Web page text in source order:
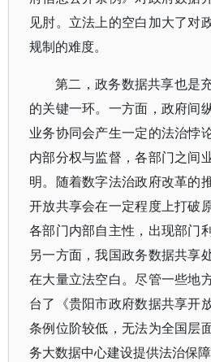
见肘。立法上的空白加大了对
规制的难度。
第二，政务数据共享也是
的关键一环。一方面，政府间
业务协同会产生一定的法治悖
内部分权与监督，各部门之间
明。随着数字法治政府改革的
开放共享会在一定程度上打破
各部门内部自主性，出现部门
另一方面，我国政务数据共享
在大量立法空白。尽管一些地
台了《贵阳市政府数据共享开
条例位阶较低，无法为全国层
务大数据中心建设提供法治保障